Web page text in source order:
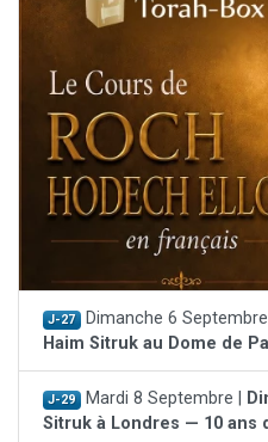
J-27 Dimanche 6 Septembre
Haim Sitruk au Dome de
J-29 Mardi 8 Septembre |
Sitruk à Londres — 10 ans